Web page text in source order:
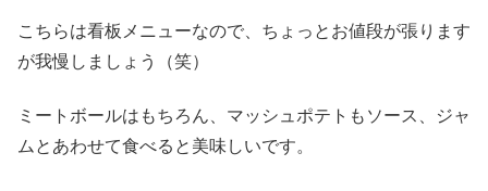
こちらは看板メニューなので、ちょっとお値段が張ります
が我慢しましょう（笑）
ミートボールはもちろん、マッシュポテトもソース、ジャ
ムとあわせて食べると美味しいです。